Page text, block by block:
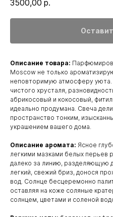
3500,00 р.
Описание товара:
Moscow не только
неповторимую атмосферу
чистого хрусталя,
абрикосовый и кокосовый,
идеально продумана. Свеча
пространство тонким,
украшением вашего дома.
Описание аромата: Ясное
легкими мазками белых перьев
далеко за линию, разделяющую
легкий, свежий бриз, донося
вод. Солнце бесцеремонно
оставляя на коже соляные
солнцем, цветами и соленой